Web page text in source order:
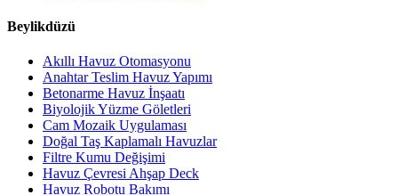
Beylikdüzü
Akıllı Havuz Otomasyonu
Anahtar Teslim Havuz Yapımı
Betonarme Havuz İnşaatı
Biyolojik Yüzme Göletleri
Cam Mozaik Uygulaması
Doğal Taş Kaplamalı Havuzlar
Filtre Kumu Değişimi
Havuz Çevresi Ahşap Deck
Havuz Robotu Bakımı